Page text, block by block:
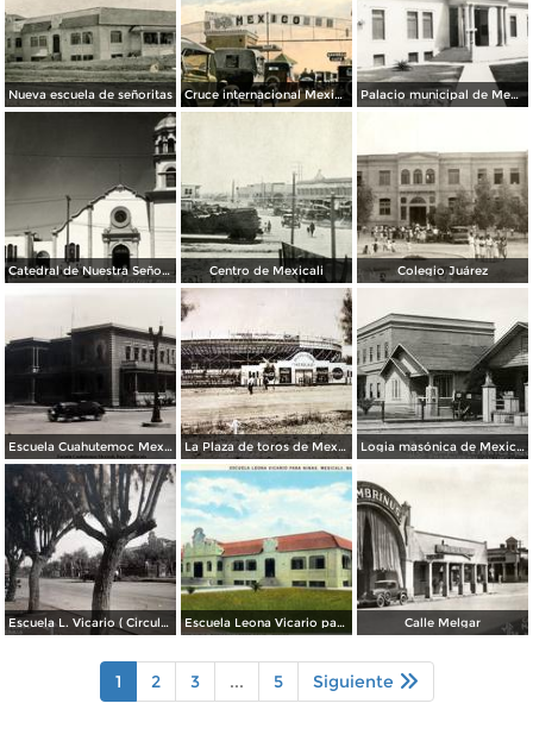
Nueva escuela de señoritas Cruce internacional Mexicali - Calexico Palacio municipal de Mexicali
Catedral de Nuestra Señora de Guadalupe Centro de Mexicali Colegio Juárez
Escuela Cuahutemoc Mexicali, Baja California. La Plaza de toros de Mexicali. ( Circulada el 7 de Abril de 1958 ). Logia masónica de Mexicali
Escuela L. Vicario ( Circulada el 22 de Enero de 1943 ). Escuela Leona Vicario para Niñas Calle Melgar
1 2 3 ... 5 Siguiente